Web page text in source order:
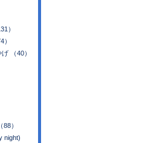
）
）
（40）
）
night)